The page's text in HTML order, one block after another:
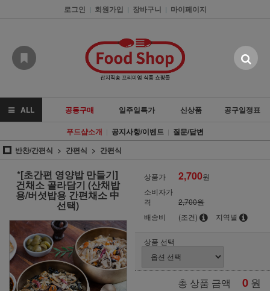
로그인 | 회원가입 | 장바구니 | 마이페이지
ALL 공동구매 일주일특가 신상품
공구일정표
푸드샵소개 | 공지사항/이벤트 | 질문/답변
반찬/간편식
간편식 간편식
*[초간편 영양밥 만들기]
건채소 골라담기 (산채밥
용/버섯밥용 간편채소 中
선택)
상품가 2,700원
소비자가
격
2,700원
배송비
(조건) 지역별
상품 선택
총 상품 금액 0 원